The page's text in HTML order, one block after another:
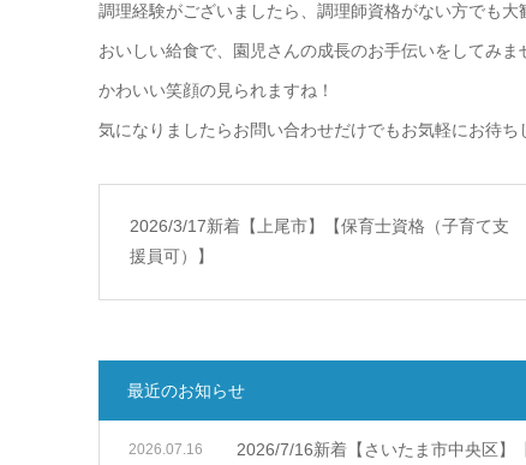
調理経験がございましたら、調理師資格がない方でも大
おいしい給食で、園児さんの成長のお手伝いをしてみま
かわいい笑顔の見られますね！
気になりましたらお問い合わせだけでもお気軽にお待ち
2026/3/17新着【上尾市】【保育士資格（子育て支
援員可）】
最近のお知らせ
2026/7/16新着【さいたま市中央区】
2026.07.16